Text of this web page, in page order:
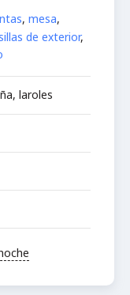
, mesa,
de exterior,
laroles